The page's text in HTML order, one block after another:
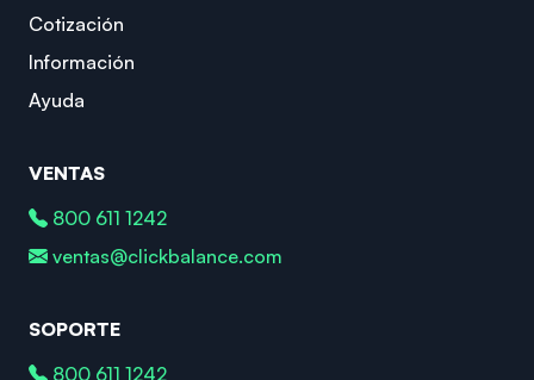
Cotización
Información
Ayuda
VENTAS
800 611 1242
ventas@clickbalance.com
SOPORTE
800 611 1242